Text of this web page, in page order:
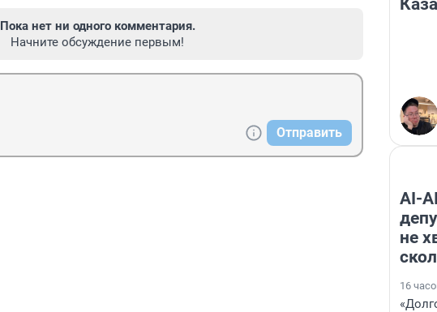
Пока нет ни одного комментария.
Начните обсуждение первым!
Отправить
AI-
не
16